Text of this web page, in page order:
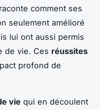
comment ses
seulement amélioré
lui ont aussi permis
de vie. Ces réussites
profond de
vie qui en découlent